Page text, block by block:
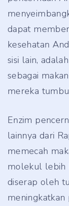
dapat
kesehatan
sisi lain,
sebagai
mereka
Enzim
lainnya dari
memecah
molekul lebih
diserap oleh
meningkatkan